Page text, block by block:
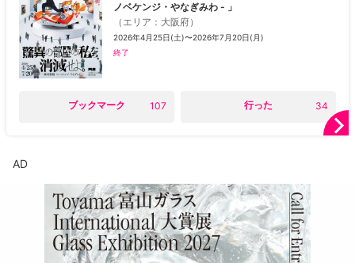
ノベケンジ・やなぎみわ - 」
（ エリア ： 大阪府）
2026年4月25日(土)〜2026年7月20日(月)
終了
ブックマーク 107 行った 34
AD